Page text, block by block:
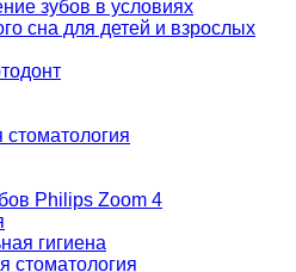
зубов в условиях
сна для детей и взрослых
Philips Zoom 4
гигиена
стоматология